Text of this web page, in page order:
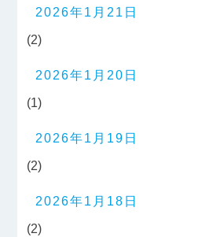
2026年1月21日
(2)
2026年1月20日
(1)
2026年1月19日
(2)
2026年1月18日
(2)